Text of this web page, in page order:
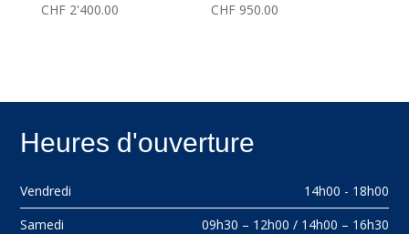
CHF2'400.00
CHF 950.00
Heures d'ouverture
Vendredi
14h00 - 18h00
Samedi
09h30 – 12h00 / 14h00 – 16h30